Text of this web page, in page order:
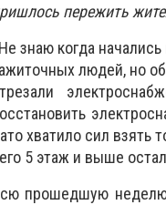
пережить
знаю когда
людей, но
хватило сил взять
5 этаж и выше
прошедшую неделю